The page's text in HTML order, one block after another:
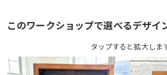
このワークショップで選べるデザイ
タップすると拡⼤します